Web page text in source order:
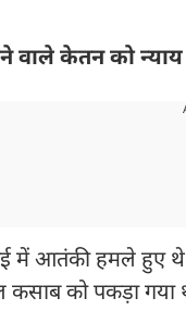
वाले केतन को न्याय
में आतंकी हमले हुए
को पकड़ा गया